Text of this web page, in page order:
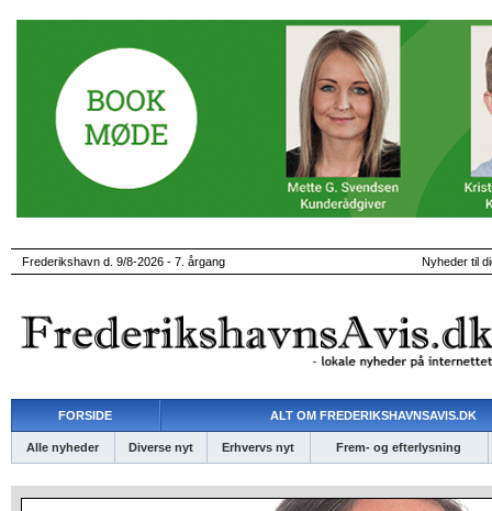
Frederikshavn d. 9/8-2026 - 7. årgang Nyheder til
FORSIDE ALT OM FREDERIKSHAVNSAVIS.DK
Alle nyheder Diverse nyt Erhvervs nyt Frem- og efterlysning